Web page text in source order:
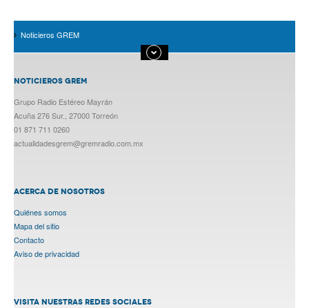
Noticieros GREM
NOTICIEROS GREM
Grupo Radio Estéreo Mayrán
Acuña 276 Sur., 27000 Torreón
01 871 711 0260
actualidadesgrem@gremradio.com.mx
ACERCA DE NOSOTROS
Quiénes somos
Mapa del sitio
Contacto
Aviso de privacidad
VISITA NUESTRAS REDES SOCIALES